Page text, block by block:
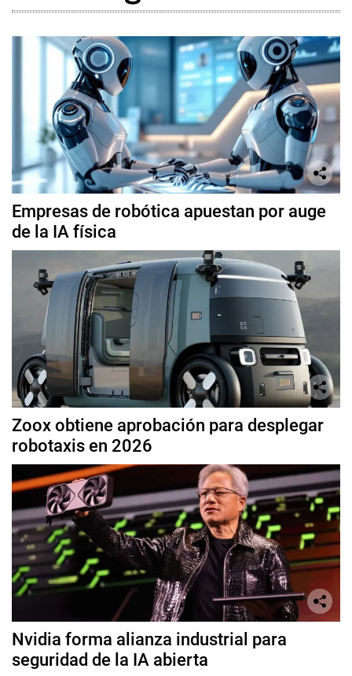
Empresas de robótica apuestan por auge
de la IA física
Zoox obtiene aprobación para desplegar
robotaxis en 2026
Nvidia forma alianza industrial para
seguridad de la IA abierta